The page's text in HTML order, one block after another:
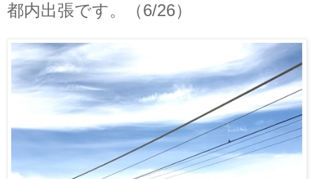
都内出張です。（6/26）